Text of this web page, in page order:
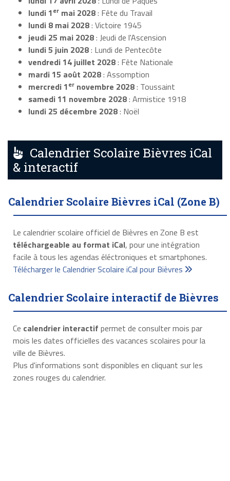
lundi 1er mai 2028: Fête du Travail
lundi 8 mai 2028: Victoire 1945
jeudi 25 mai 2028: Jeudi de l'Ascension
lundi 5 juin 2028: Lundi de Pentecôte
vendredi 14 juillet 2028: Fête Nationale
mardi 15 août 2028: Assomption
mercredi 1er novembre 2028: Toussaint
samedi 11 novembre 2028: Armistice 1918
lundi 25 décembre 2028: Noël
Calendrier Scolaire Bièvres iCal
& interactif
Calendrier Scolaire Bièvres iCal (Zone B)
Le calendrier scolaire officiel de Bièvres en Zone B est
téléchargeable au format iCal, pour une intégration
facile à tous les agendas éléctroniques et smartphones.
Télécharger le Calendrier Scolaire iCal pour Bièvres
Calendrier Scolaire interactif de Bièvres
Ce calendrier interactif permet de consulter mois par
mois les dates officielles des vacances scolaires pour la
ville de Bièvres.
Plus d'informations sont disponibles en cliquant sur les
zones rouges du calendrier.